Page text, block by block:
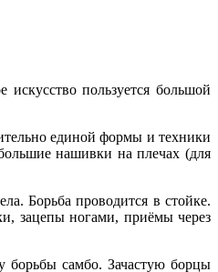
пользуется большой
единой формы и техники
нашивки на плечах (для
Борьба проводится в стойке.
зацепы ногами, приёмы через
борьбы самбо. Зачастую борцы